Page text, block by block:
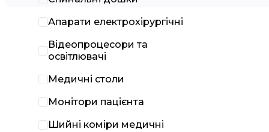
Апарати електрохірургічні
Відеопроцесори та
освітлювачі
Медичні столи
Монітори пацієнта
Шийні коміри медичні